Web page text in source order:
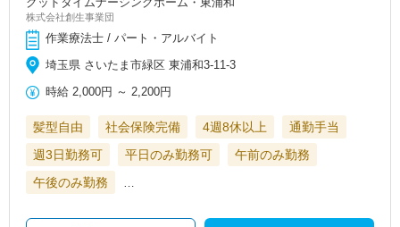
株式会社創生事業団
作業療法士 / パート・アルバイト
埼玉県 さいたま市緑区 東浦和3-11-3
時給 2,000円 ～2,200円
髪型自由 社会保険完備 4週8休以上
通勤手当
週3日勤務可
平日のみ勤務可
午前のみ勤務
午後のみ勤務
…